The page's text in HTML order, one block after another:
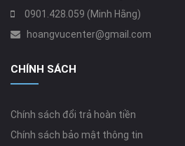
0901.428.059 (Minh Hằng)
hoangvucenter@gmail.com
CHÍNH SÁCH
Chính sách đổi trả hoàn tiền
Chính sách bảo mật thông tin